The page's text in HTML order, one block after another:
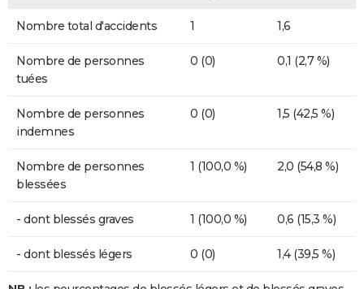
Nombre total d'accidents 1 1,6
Nombre de personnes
tuées
0 (0) 0,1 (2,7 %)
Nombre de personnes
indemnes
0 (0) 1,5 (42,5 %)
Nombre de personnes
blessées
1 (100,0 %) 2,0 (54,8 %)
- dont blessés graves 1 (100,0 %) 0,6 (15,3 %)
- dont blessés légers 0 (0) 1,4 (39,5 %)